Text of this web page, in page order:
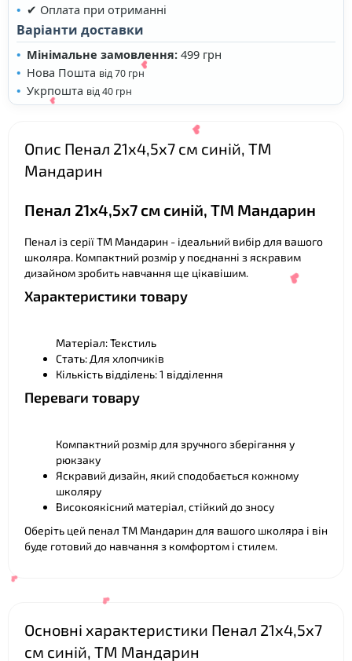
✔ Оплата при отриманні
Варіанти доставки
Мінімальне замовлення: 499 грн
Нова Пошта від 70 грн
Укрпошта від 40 грн
Опис Пенал 21х4,5х7 см синій, ТМ
Мандарин
Пенал 21х4,5х7 см синій, ТМ Мандарин
Пенал із серії ТМ Мандарин - ідеальний вибір для вашого
школяра. Компактний розмір у поєднанні з яскравим
дизайном зробить навчання ще цікавішим.
Характеристики товару
Матеріал: Текстиль
Стать: Для хлопчиків
Кількість відділень: 1 відділення
Переваги товару
Компактний розмір для зручного зберігання у
рюкзаку
Яскравий дизайн, який сподобається кожному
школяру
Високоякісний матеріал, стійкий до зносу
Оберіть цей пенал ТМ Мандарин для вашого школяра і він
буде готовий до навчання з комфортом і стилем.
Основні характеристики Пенал 21х4,5х7
см синій, ТМ Мандарин
❤